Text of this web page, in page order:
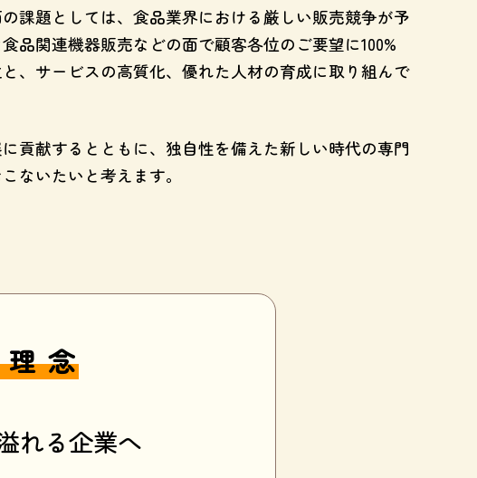
課題としては、食品業界における厳しい販売競争が予
品関連機器販売などの面で顧客各位のご要望に100%
、サービスの高質化、優れた人材の育成に取り組んで
貢献するとともに、独自性を備えた新しい時代の専門
ないたいと考えます。
念
れる企業へ